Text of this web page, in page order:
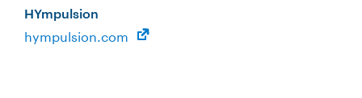
HYmpulsion
hympulsion.com